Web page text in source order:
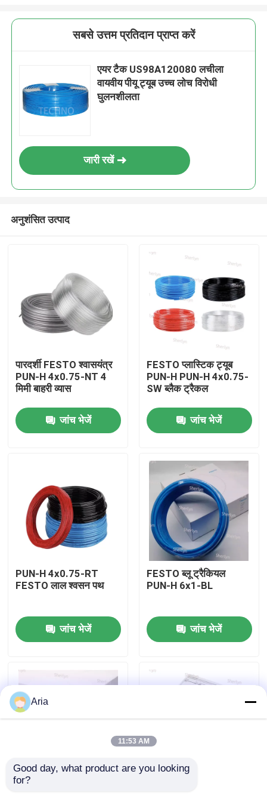
उत्पाद
वीडियो
हमारे बारे में
गुणवत्ता नियंत्रण
हमसे संपर्क करें
समाचार
सबसे उत्तम प्रतिदान प्राप्त करें
एयर टैक US98A120080 लचीला
वायवीय पीयू ट्यूब उच्च लोच विरोधी
घुलनशीलता
जारी रखें
अनुशंसित उत्पाद
पारदर्शी FESTO श्वासयंत्र
PUN-H 4x0.75-NT 4
मिमी बाहरी व्यास
जांच भेजें
FESTO प्लास्टिक ट्यूब
PUN-H PUN-H 4x0.75-
SW ब्लैक ट्रैकल
जांच भेजें
PUN-H 4x0.75-RT
FESTO लाल श्वसन पथ
जांच भेजें
FESTO ब्लू ट्रैकियल
PUN-H 6x1-BL
जांच भेजें
PUN-H 6x1-NT पारदर्शी
Aria
11:53 AM
Good day, what product are you looking
for?